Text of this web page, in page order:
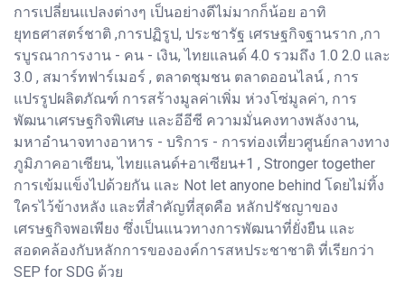
การเปลี่ยนแปลงต่างๆ เป็นอย่างดีไม่มากก็น้อย อาทิ
ยุทธศาสตร์ชาติ ,การปฏิรูป, ประชารัฐ เศรษฐกิจฐานราก ,กา
รบูรณาการงาน - คน - เงิน, ไทยแลนด์ 4.0 รวมถึง 1.0 2.0 และ
3.0 , สมาร์ทฟาร์เมอร์ , ตลาดชุมชน ตลาดออนไลน์ , การ
แปรรูปผลิตภัณฑ์ การสร้างมูลค่าเพิ่ม ห่วงโซ่มูลค่า, การ
พัฒนาเศรษฐกิจพิเศษ และอีอีซี ความมั่นคงทางพลังงาน,
มหาอำนาจทางอาหาร - บริการ - การท่องเที่ยวศูนย์กลางทาง
ภูมิภาคอาเซียน, ไทยแลนด์+อาเซียน+1 , Stronger together
การเข้มแข็งไปด้วยกัน และ Not let anyone behind โดยไม่ทิ้ง
ใครไว้ข้างหลัง และที่สำคัญที่สุดคือ หลักปรัชญาของ
เศรษฐกิจพอเพียง ซึ่งเป็นแนวทางการพัฒนาที่ยั่งยืน และ
สอดคล้องกับหลักการขององค์การสหประชาชาติ ที่เรียกว่า
SEP for SDG ด้วย